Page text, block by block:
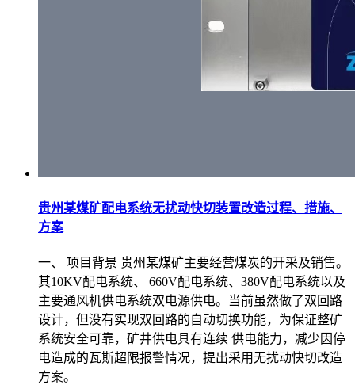
贵州某煤矿配电系统无扰动快切装置改造过程、措施、
方案
一、 项目背景 贵州某煤矿主要经营煤炭的开采及销售。
其10KV配电系统、 660V配电系统、380V配电系统以及
主要通风机供电系统双电源供电。当前虽然做了双回路
设计，但没有实现双回路的自动切换功能，为保证整矿
系统安全可靠，矿井供电具有连续 供电能力，减少因停
电造成的瓦斯超限报警情况，提出采用无扰动快切改造
方案。